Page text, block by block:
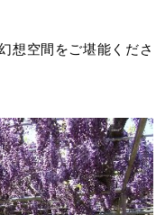
想空間をご堪能くださ